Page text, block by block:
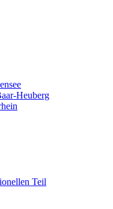
Heuberg
Teil